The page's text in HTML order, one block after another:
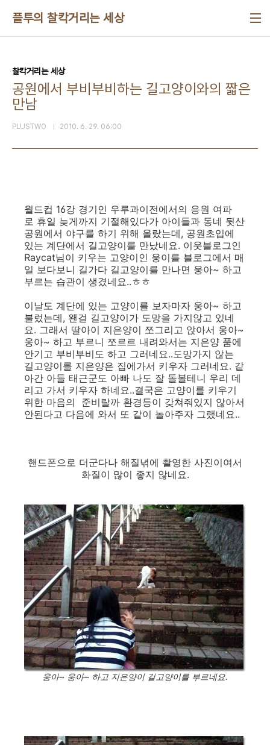
플투의 찰칵거리는 세상
찰칵거리는 세상
공원에서 부비부비하는 길고양이와의 짧은
만남
PLUSTWO 2010. 6. 29. 06:00
월드컵 16강 경기인 우루과이전에서의 응원 여파
로 휴일 늦게까지 기절해있다가 아이들과 동네 뒷산
공원에서 야구를 하기 위해 올랐는데, 공원초입에
있는 계단에서 길고양이를 만났네요. 이웃블로그인
Raycat님이 키우는 고양이인 웅이를 블로그에서 매
일 보다보니 길가다 길고양이를 만나면 웅아~ 하고
부르는 습관이 생겼네요..ㅎㅎ
이날도 계단에 있는 고양이를 보자마자 웅아~ 하고
불렀는데, 왠걸 길고양이가 도망을 가지않고 있네
요. 그래서 딸아이 지은양이 쪼그리고 앉아서 웅아~
웅아~ 하고 부르니 쪼르르 내려와서는 지은양 품에
안기고 부비부비도 하고 그러네요..도망가지 않는
길고양이를 지은양은 집에가서 키우자 그러네요. 같
아간 아들 태근군도 아빠 나도 잘 돌볼테니 우리 데
리고 가서 키우자 하네요..결국은 고양이를 키우기
위한 마음의 준비랄까 환경등이 갖쳐줘있지 않아서
안된다고 다음에 와서 또 같이 놀아주자 그랬네요..
핸드폰으로 더군다나 해질녂에 촬영한 사진이여서
화질이 많이 좋지 않네요.
웅아~ 웅아~ 하고 지은양이 길고양이를 부르네요.